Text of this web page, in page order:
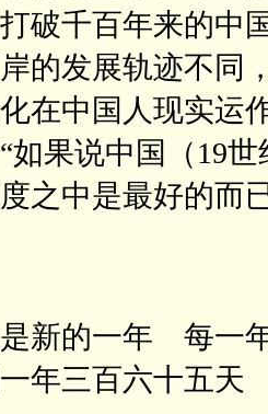
破千百年来的中
的发展轨迹不同
在中国人现实运
如果说中国（19
之中是最好的而
新的一年 每一
年三百六十五